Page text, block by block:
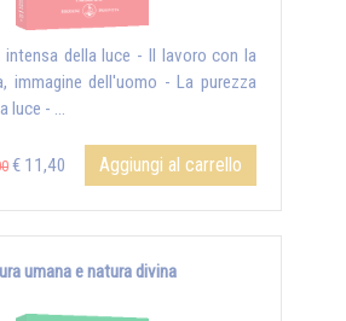
della luce - Il lavoro con la
immagine dell'uomo - La purezza
luce - ...
€ 11,40 Aggiungi al carrello
umana e natura divina